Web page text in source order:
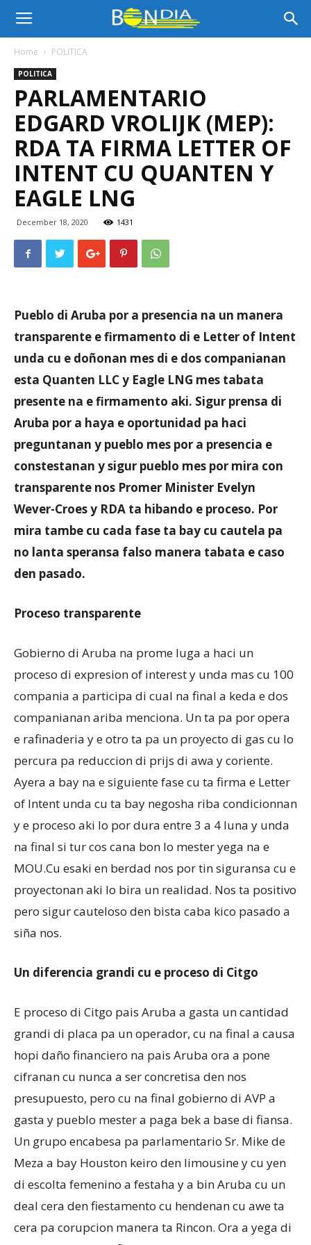
Bon
Dia
Aruba
Noticia
Aruba
Home POLITICA
POLITICA
PARLAMENTARIO
EDGARD VROLIJK (MEP):
RDA TA FIRMA LETTER OF
INTENT CU QUANTEN Y
EAGLE LNG
December 18, 2020 1431
Pueblo di Aruba por a presencia na un manera
transparente e firmamento di e Letter of Intent
unda cu e doñonan mes di e dos companianan
esta Quanten LLC y Eagle LNG mes tabata
presente na e firmamento aki. Sigur prensa di
Aruba por a haya e oportunidad pa haci
preguntanan y pueblo mes por a presencia e
constestanan y sigur pueblo mes por mira con
transparente nos Promer Minister Evelyn
Wever-Croes y RDA ta hibando e proceso. Por
mira tambe cu cada fase ta bay cu cautela pa
no lanta speransa falso manera tabata e caso
den pasado.
Proceso transparente
Gobierno di Aruba na prome luga a haci un
proceso di expresion of interest y unda mas cu 100
compania a participa di cual na final a keda e dos
companianan ariba menciona. Un ta pa por opera
e rafinaderia y e otro ta pa un proyecto di gas cu lo
percura pa reduccion di prijs di awa y coriente.
Ayera a bay na e siguiente fase cu ta firma e Letter
of Intent unda cu ta bay negosha riba condicionnan
y e proceso aki lo por dura entre 3 a 4 luna y unda
na final si tur cos cana bon lo mester yega na e
MOU.Cu esaki en berdad nos por tin siguransa cu e
proyectonan aki lo bira un realidad. Nos ta positivo
pero sigur cauteloso den bista caba kico pasado a
siña nos.
Un diferencia grandi cu e proceso di Citgo
E proceso di Citgo pais Aruba a gasta un cantidad
grandi di placa pa un operador, cu na final a causa
hopi daño financiero na pais Aruba ora a pone
cifranan cu nunca a ser concretisa den nos
presupuesto, pero cu na final gobierno di AVP a
gasta y pueblo mester a paga bek a base di fiansa.
Un grupo encabesa pa parlamentario Sr. Mike de
Meza a bay Houston keiro den limousine y cu yen
di escolta femenino a festaha y a bin Aruba cu un
deal cera den fiestamento cu hendenan cu awe ta
cera pa corupcion manera ta Rincon. Ora a yega di